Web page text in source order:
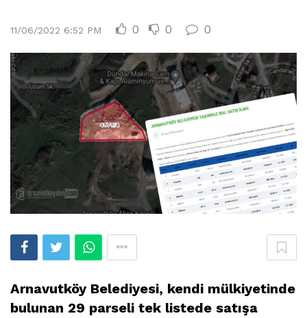
11/06/2022 6:52 PM 0 0 0
Arnavutköy Belediyesi, kendi mülkiyetinde
bulunan 29 parseli tek listede satışa